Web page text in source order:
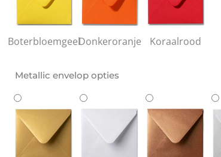
BoterbloemgeelDonkeroranje Koraalrood
Metallic envelop opties